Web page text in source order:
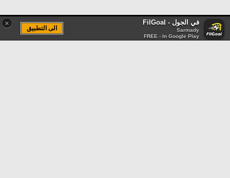
× في الجول - FilGoal
Sarmady
FREE - In Google Play
الى التطبيق